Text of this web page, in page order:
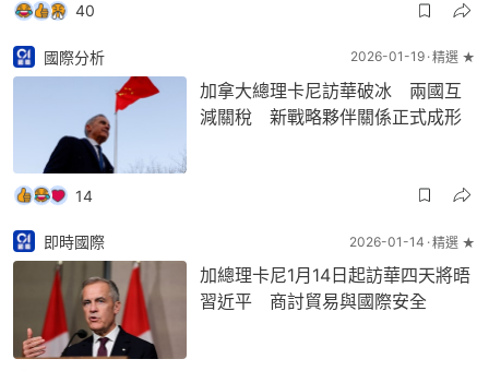
40
國際分析 2026-01-19 精選 ★
加拿大總理卡尼訪華破冰 兩國互
減關稅 新戰略夥伴關係正式成形
14
即時國際 2026-01-14 精選 ★
加總理卡尼1月14日起訪華四天將晤
習近平 商討貿易與國際安全